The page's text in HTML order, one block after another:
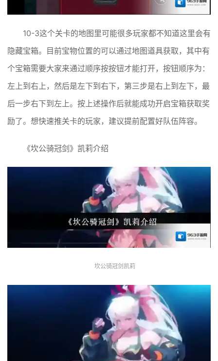
10-3这个关卡的地图里可能很多玩家都不知道这里会有
隐藏宝箱。目前宝物位置的可以通过地图道具获取，其中有
个宝箱需要大家来通过顺序按按钮才能打开，按钮顺序为：
左上到右上，然后是左下到右下，第三步是右上到左下，最
后一步右下到左上。按上述操作后就能成功开启宝箱获取奖
励了。想快速推关卡的玩家，建议提前配置好队伍阵容。
《坎公骑冠剑》凯莉介绍
坎公骑冠剑凯莉